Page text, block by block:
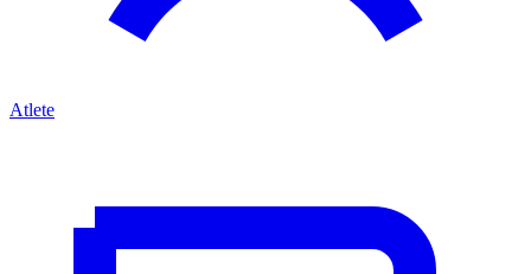
Atlete